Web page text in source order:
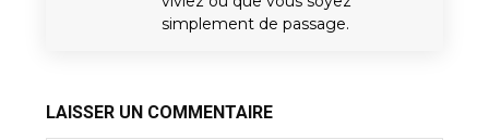
simplement de passage.
LAISSER UN COMMENTAIRE